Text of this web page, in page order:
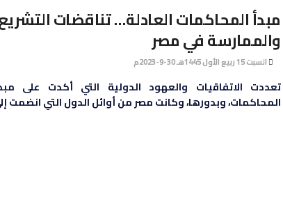
مبدأ المحاكمات العادلة… تناقضات
والممارسة في مصر
السبت 15 ربيع الأول 1445هـ 30-9-2023م
تعددت الاتفاقيات والعهود الدولية التي أكدت على
المحاكمات، وبدورها، وكانت مصر من أوائل الدول التي انضمت